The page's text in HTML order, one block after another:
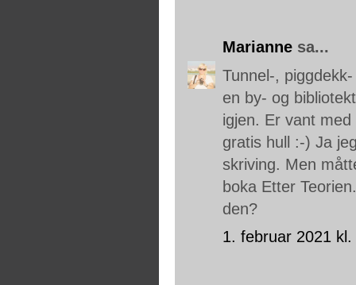
Marianne sa...
Tunnel-,
en by- og
igjen. Er vant
gratis hull :-) Ja
skriving. Men
boka Etter
den?
1. februar 2021 kl.